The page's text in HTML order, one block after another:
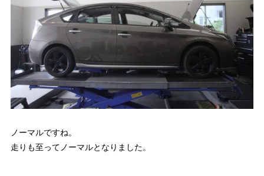
ノーマルですね。
走りも至ってノーマルとなりました。